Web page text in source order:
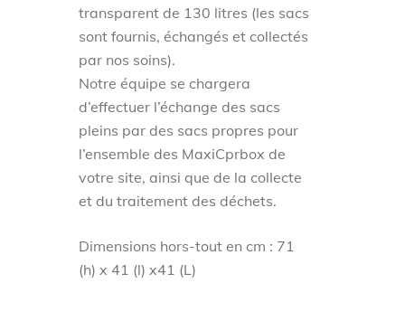
transparent de 130 litres (les sacs
sont fournis, échangés et collectés
par nos soins).
Notre équipe se chargera
d’effectuer l’échange des sacs
pleins par des sacs propres pour
l’ensemble des MaxiCprbox de
votre site, ainsi que de la collecte
et du traitement des déchets.
Dimensions hors-tout en cm : 71
(h) x 41 (l) x41 (L)